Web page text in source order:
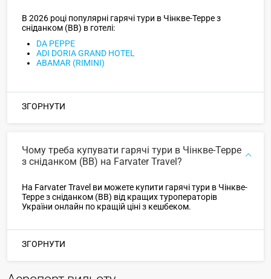
В 2026 році популярні гарячі тури в Чінкве-Терре з
сніданком (BB) в готелі:
DA PEPPE
ADI DORIA GRAND HOTEL
ABAMAR (RIMINI)
ЗГОРНУТИ
Чому треба купувати гарячі тури в Чінкве-Терре
з сніданком (BB) на Farvater Travel?
На Farvater Travel ви можете купити гарячі тури в Чінкве-
Терре з сніданком (BB) від кращих туроператорів
України онлайн по кращій ціні з кешбеком.
ЗГОРНУТИ